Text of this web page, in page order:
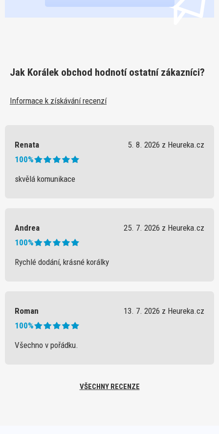
Jak Korálek obchod hodnotí ostatní zákazníci?
Informace k získávání recenzí
Renata
5. 8. 2026 z Heureka.cz
100%
skvělá komunikace
Andrea
25. 7. 2026 z Heureka.cz
100%
Rychlé dodání, krásné korálky
Roman
13. 7. 2026 z Heureka.cz
100%
Všechno v pořádku.
VŠECHNY RECENZE